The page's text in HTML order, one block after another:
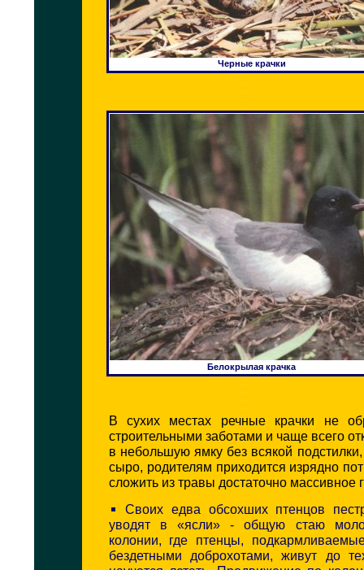
Черные крачки
Белокрылая крачка
В сухих местах речные крачки не
строительными заботами и чаще всего
в небольшую ямку без всякой
сыро, родителям приходится изрядно
сложить из травы достаточно массивное
Своих едва обсохших птенцов
уводят в «ясли» - общую стаю
колонии, где птенцы,
бездетными доброхотами, живут до